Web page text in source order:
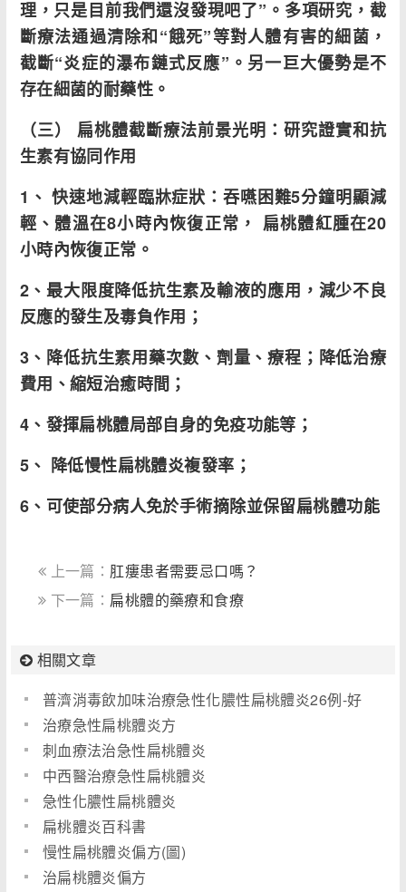
理，只是目前我們還沒發現吧了”。多項研究，截
斷療法通過清除和“餓死”等對人體有害的細菌，
截斷“炎症的瀑布鏈式反應”。另一巨大優勢是不
存在細菌的耐藥性。
（三） 扁桃體截斷療法前景光明：研究證實和抗
生素有協同作用
1、 快速地減輕臨牀症狀：吞嚥困難5分鐘明顯減
輕、體溫在8小時內恢復正常， 扁桃體紅腫在20
小時內恢復正常。
2、最大限度降低抗生素及輸液的應用，減少不良
反應的發生及毒負作用；
3、降低抗生素用藥次數、劑量、療程；降低治療
費用、縮短治癒時間；
4、發揮扁桃體局部自身的免疫功能等；
5、 降低慢性扁桃體炎複發率；
6、可使部分病人免於手術摘除並保留扁桃體功能
上一篇： 肛瘻患者需要忌口嗎？
下一篇： 扁桃體的藥療和食療
相關文章
普濟消毒飲加味治療急性化膿性扁桃體炎26例-好
醫生治療急性扁桃體炎方
刺血療法治急性扁桃體炎
中西醫治療急性扁桃體炎
急性化膿性扁桃體炎
扁桃體炎百科書
慢性扁桃體炎偏方(圖)
治扁桃體炎偏方